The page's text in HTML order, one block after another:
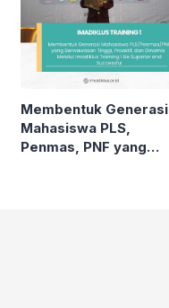
Membentuk Generasi
Mahasiswa PLS,
Penmas, PNF yang